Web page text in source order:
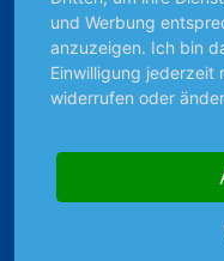
Finanzpodcast
Strategie
Thema der Woche
Abo & Shop
und Werbung
anzuzeigen. Ich bin
Einwilligung jederzeit
widerrufen oder